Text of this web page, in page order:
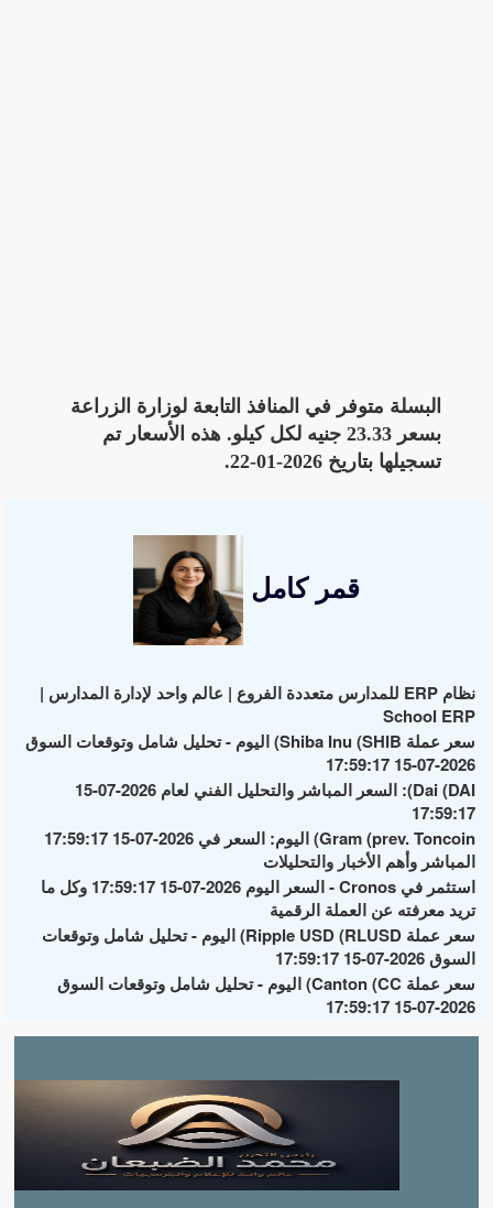
البسلة متوفر في المنافذ التابعة لوزارة الزراعة
بسعر 23.33 جنيه لكل كيلو. هذه الأسعار تم
تسجيلها بتاريخ 2026-01-22.
قمر كامل
نظام ERP للمدارس متعددة الفروع | عالم واحد لإدارة المدارس |
School ERP
سعر عملة Shiba Inu (SHIB) اليوم - تحليل شامل وتوقعات السوق
2026-07-15 17:59:17
Dai (DAI): السعر المباشر والتحليل الفني لعام 2026-07-15
17:59:17
Gram (prev. Toncoin) اليوم: السعر في 2026-07-15 17:59:17
المباشر وأهم الأخبار والتحليلات
استثمر في Cronos - السعر اليوم 2026-07-15 17:59:17 وكل ما
تريد معرفته عن العملة الرقمية
سعر عملة Ripple USD (RLUSD) اليوم - تحليل شامل وتوقعات
السوق 2026-07-15 17:59:17
سعر عملة Canton (CC) اليوم - تحليل شامل وتوقعات السوق
2026-07-15 17:59:17